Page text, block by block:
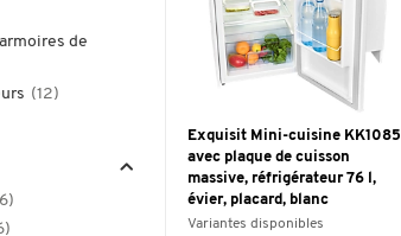
de
(12)
Exquisit Mini-cuisine KK1085
avec plaque de cuisson
massive, réfrigérateur 76 l,
évier, placard, blanc
Variantes disponibles